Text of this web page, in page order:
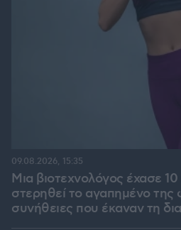
Μια βιοτεχνολόγος έχασε 10
στερηθεί το αγαπημένο της
συνήθειες που έκαναν τη
09.08.2026, 15:35